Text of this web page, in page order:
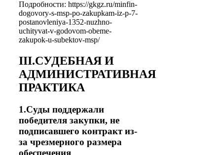
Подробности: https://gkgz.ru/minfin-
dogovory-s-msp-po-zakupkam-iz-p-7-
postanovleniya-1352-nuzhno-
uchityvat-v-godovom-obeme-
zakupok-u-subektov-msp/
III.СУДЕБНАЯ И
АДМИНИСТРАТИВНАЯ
ПРАКТИКА
1.Суды поддержали
победителя закупки, не
подписавшего контракт из-
за чрезмерного размера
обеспечения